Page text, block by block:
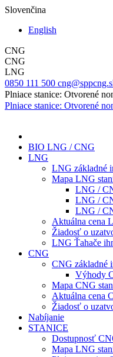
Slovenčina
English
CNG
CNG
LNG
0850 111 500
Plniace stanice: Otvorené
Plniace stanice: Otvorené
BIO LNG / CNG
LNG
LNG základné
Mapa LNG
LNG /
LNG /
LNG /
Aktuálna cena
Žiadosť o
LNG Ťahače
CNG
CNG základné
Výhody
Mapa CNG
Aktuálna cena
Žiadosť o
Nabíjanie
STANICE
Dostupnosť
Mapa LNG